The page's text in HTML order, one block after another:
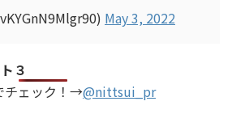
May 3, 2022
３
チェック！→@nittsui_pr